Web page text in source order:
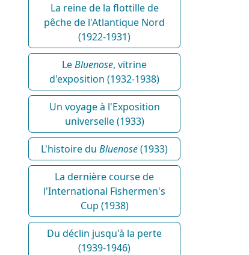
La reine de la flottille de
pêche de l'Atlantique Nord
(1922-1931)
LeBluenose, vitrine
d'exposition (1932-1938)
Un voyage à l'Exposition
universelle (1933)
L'histoire du Bluenose(1933)
La dernière course de
l'International Fishermen's
Cup (1938)
Du déclin jusqu'à la perte
(1939-1946)